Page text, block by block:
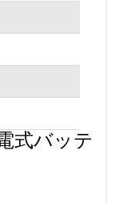
式バッテ